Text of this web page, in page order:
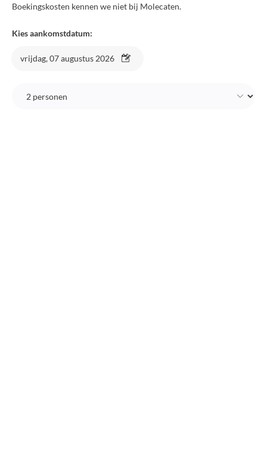
Boekingskosten kennen we niet bij Molecaten.
Kies aankomstdatum:
vrijdag, 07 augustus 2026